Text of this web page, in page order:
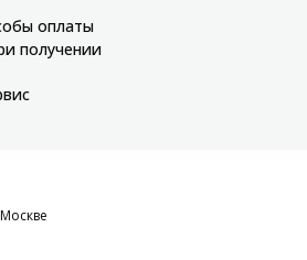
оплаты
получении